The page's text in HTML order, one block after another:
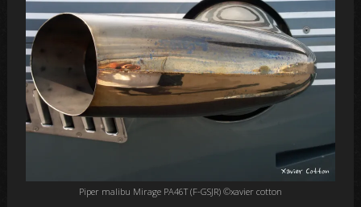
Piper malibu Mirage PA46T (F-GSJR) ©xavier cotton